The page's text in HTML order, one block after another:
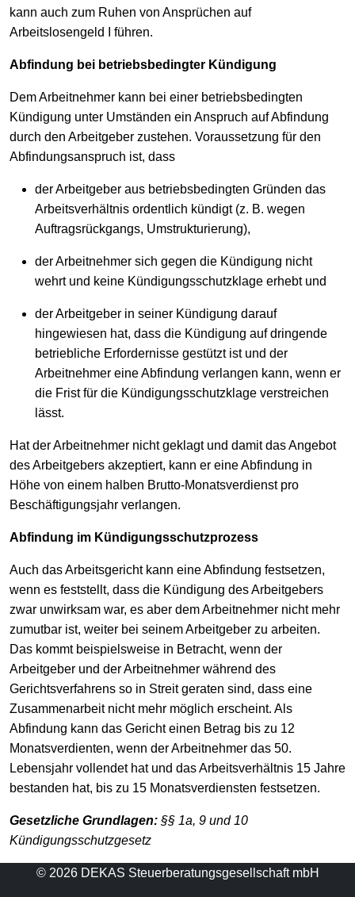
kann auch zum Ruhen von Ansprüchen auf
Arbeitslosengeld I führen.
Abfindung bei betriebsbedingter Kündigung
Dem Arbeitnehmer kann bei einer betriebsbedingten
Kündigung unter Umständen ein Anspruch auf Abfindung
durch den Arbeitgeber zustehen. Voraussetzung für den
Abfindungsanspruch ist, dass
der Arbeitgeber aus betriebsbedingten Gründen das
Arbeitsverhältnis ordentlich kündigt (z. B. wegen
Auftragsrückgangs, Umstrukturierung),
der Arbeitnehmer sich gegen die Kündigung nicht
wehrt und keine Kündigungsschutzklage erhebt und
der Arbeitgeber in seiner Kündigung darauf
hingewiesen hat, dass die Kündigung auf dringende
betriebliche Erfordernisse gestützt ist und der
Arbeitnehmer eine Abfindung verlangen kann, wenn er
die Frist für die Kündigungsschutzklage verstreichen
lässt.
Hat der Arbeitnehmer nicht geklagt und damit das Angebot
des Arbeitgebers akzeptiert, kann er eine Abfindung in
Höhe von einem halben Brutto-Monatsverdienst pro
Beschäftigungsjahr verlangen.
Abfindung im Kündigungsschutzprozess
Auch das Arbeitsgericht kann eine Abfindung festsetzen,
wenn es feststellt, dass die Kündigung des Arbeitgebers
zwar unwirksam war, es aber dem Arbeitnehmer nicht mehr
zumutbar ist, weiter bei seinem Arbeitgeber zu arbeiten.
Das kommt beispielsweise in Betracht, wenn der
Arbeitgeber und der Arbeitnehmer während des
Gerichtsverfahrens so in Streit geraten sind, dass eine
Zusammenarbeit nicht mehr möglich erscheint. Als
Abfindung kann das Gericht einen Betrag bis zu 12
Monatsverdienten, wenn der Arbeitnehmer das 50.
Lebensjahr vollendet hat und das Arbeitsverhältnis 15 Jahre
bestanden hat, bis zu 15 Monatsverdiensten festsetzen.
Gesetzliche Grundlagen: §§ 1a, 9 und 10
Kündigungsschutzgesetz
© 2026 DEKAS Steuerberatungsgesellschaft mbH